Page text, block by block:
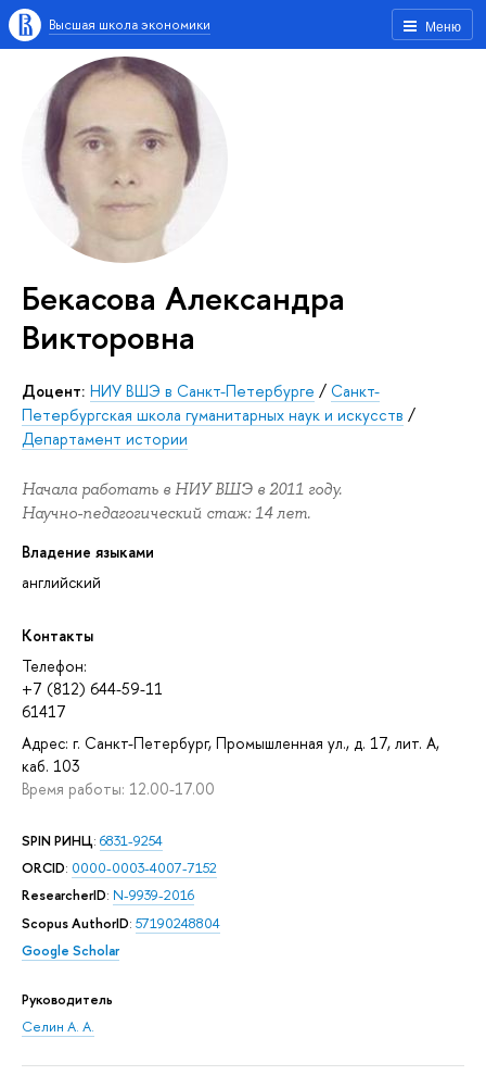
Меню
Высшая школа экономики
Бекасова Александра
Викторовна
Доцент: НИУ ВШЭ в Санкт-Петербурге / Санкт-
Петербургская школа гуманитарных наук и искусств /
Департамент истории
Начала работать в НИУ ВШЭ в 2011 году.
Научно-педагогический стаж: 14 лет.
Владение языками
английский
Контакты
Телефон:
+7 (812) 644-59-11
61417
Адрес: г. Санкт-Петербург, Промышленная ул., д. 17, лит. А,
каб. 103
Время работы: 12.00-17.00
SPIN РИНЦ: 6831-9254
ORCID: 0000-0003-4007-7152
ResearcherID: N-9939-2016
Scopus AuthorID: 57190248804
Google Scholar
Руководитель
Селин А. А.